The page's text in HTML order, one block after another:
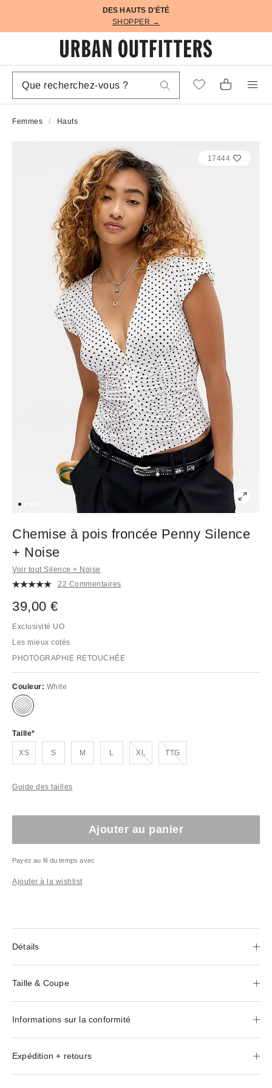
DES HAUTS D'ÉTÉ
SHOPPER →
Femmes Hauts
17444
Chemise à pois froncée Penny Silence
+ Noise
Voir tout Silence + Noise
22 Commentaires
39,00 €
Exclusivité UO
Les mieux cotés
PHOTOGRAPHIE RETOUCHÉE
Couleur: White
Taille
XS S M L XL
En rupture de stock ! TTG
En rupture de stock !
Guide des tailles
Ajouter au panier
Payez au fil du temps avec
Ajouter à la wishlist
Détails
Taille & Coupe
Informations sur la conformité
Expédition + retours